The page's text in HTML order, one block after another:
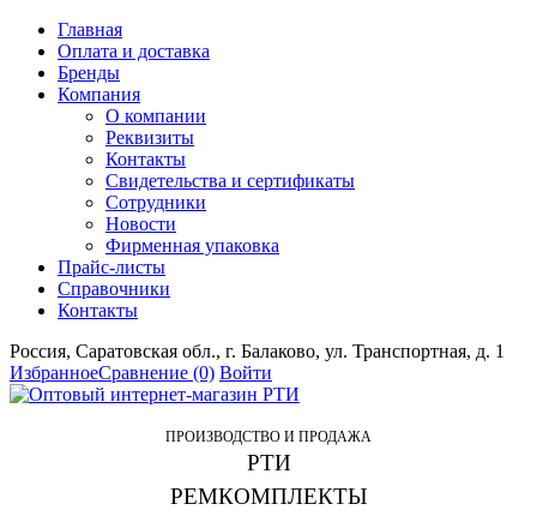
Главная
Оплата и доставка
Бренды
Компания
О компании
Реквизиты
Контакты
Свидетельства и сертификаты
Сотрудники
Новости
Фирменная упаковка
Прайс-листы
Справочники
Контакты
Россия, Саратовская обл., г. Балаково, ул. Транспортная, д. 1
ИзбранноеСравнение (0) Войти
ПРОИЗВОДСТВО И ПРОДАЖА
РТИ
РЕМКОМПЛЕКТЫ